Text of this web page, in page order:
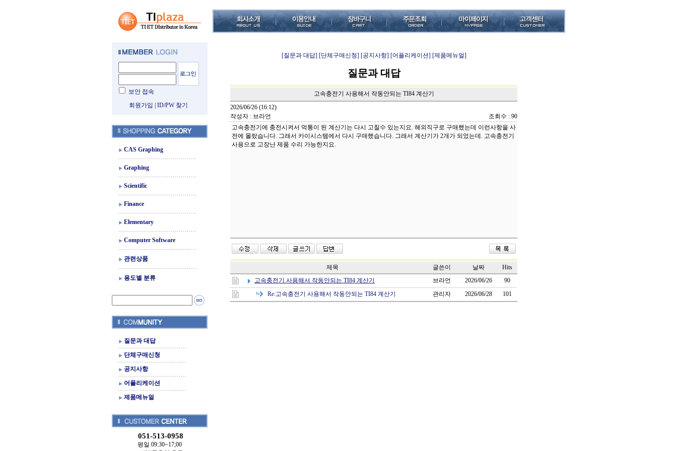
보안 접속
회원가입
ID/PW 찾기
CAS Graphing
Graphing
Scientific
Finance
Elementary
Computer Software
관련상품
용도별 분류
질문과 대답
단체구매신청
공지사항
어플리케이션
제품메뉴얼
051-513-0958
평일 09:30~17;00
[질문과 대답] [단체구매신청] [공지사항] [어플리케이션] [제품메뉴얼]
질문과 대답
고속충전기 사용해서 작동안되는 TI84 계산기
2026/06/26 (16:12)
작성자 : 브라언
조회수 : 90
고속충전기에 충전시켜서 먹통이 된 계산기는 다시 고칠수 있는지요. 해외직구로 구매했는데 이런사항을 사
전에 몰랐습니다. 그래서 카이시스템에서 다시 구매했습니다. 그래서 계산기가 2개가 되었는데. 고속충전기
사용으로 고장난 제품 수리 가능한지요.
제목 글쓴이 날짜
Hits
고속충전기 사용해서 작동안되는 TI84 계산기
브라언 2026/06/26
90
Re:고속충전기 사용해서 작동안되는 TI84 계산기 관리자 2026/06/28 101